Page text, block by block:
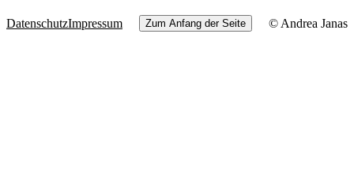
DatenschutzImpressum Zum Anfang der Seite © Andrea Janas